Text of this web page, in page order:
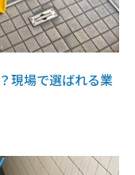
現場で選ばれる業